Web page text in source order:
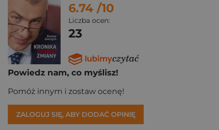
6.74 /10
Liczba ocen:
23
Powiedz nam, co myślisz!
Pomóż innym i zostaw ocenę!
ZALOGUJ SIĘ, ABY DODAĆ OPINIĘ